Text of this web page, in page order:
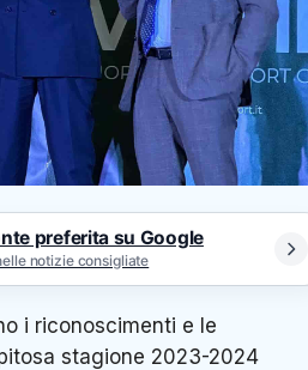
preferita su Google
notizie consigliate
i riconoscimenti e le
stagione 2023-2024